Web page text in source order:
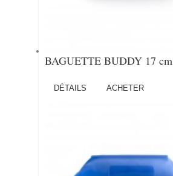
BAGUETTE BUDDY 17 cm
DÉTAILS ACHETER